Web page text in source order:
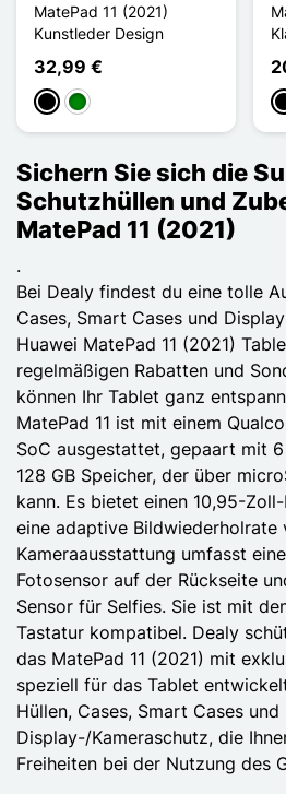
MatePad 11 (2021)
Kunstleder Design
32,99 €
Schwarz
Grün
Sichern Sie sich die
Schutzhüllen und
MatePad 11 (2021)
.
Bei Dealy findest du eine tolle
Cases, Smart Cases und
Huawei MatePad 11 (2021)
regelmäßigen Rabatten und
können Ihr Tablet ganz
MatePad 11 ist mit einem
SoC ausgestattet, gepaart mit 6
128 GB Speicher, der über
kann. Es bietet einen 10,95-
eine adaptive Bildwiederholrate
Kameraausstattung umfasst
Fotosensor auf der Rückseite
Sensor für Selfies. Sie ist mit
Tastatur kompatibel. Dealy
das MatePad 11 (2021) mit
speziell für das Tablet
Hüllen, Cases, Smart Cases und
Display-/Kameraschutz, die
Freiheiten bei der Nutzung des